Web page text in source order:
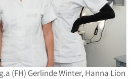
(FH) Gerlinde Winter, Hanna Lion